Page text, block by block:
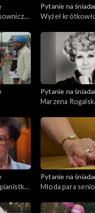
Pytanie na
Wyżeł
Pytanie na
Marzena
cz. 2
Pytanie na
Młoda para